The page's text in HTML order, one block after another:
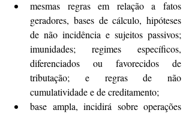
mesmas regras em relação a fatos
geradores, bases de cálculo, hipóteses
de não incidência e sujeitos passivos;
imunidades; regimes específicos,
diferenciados ou favorecidos de
tributação; e regras de não
cumulatividade e de creditamento;
base ampla, incidirá sobre operações